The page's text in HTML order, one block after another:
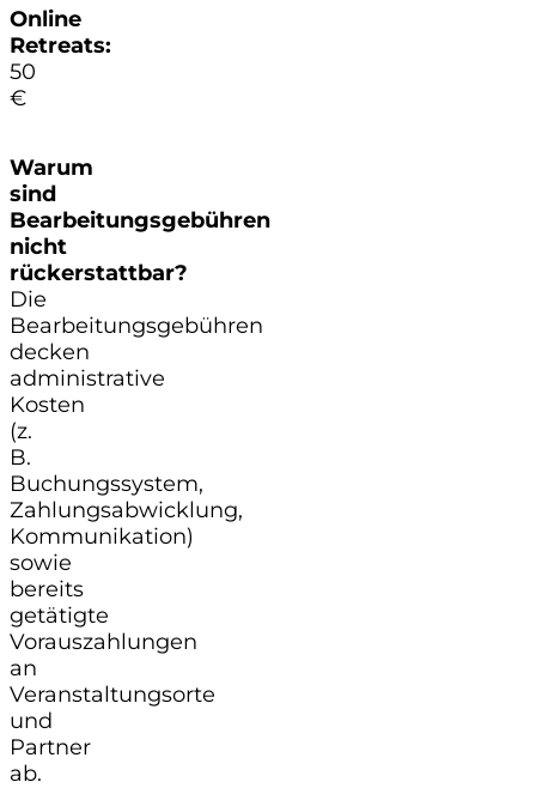
Online
Retreats:
50
€
Warum
sind
Bearbeitungsgebühren
nicht
rückerstattbar?
Die
Bearbeitungsgebühren
decken
administrative
Kosten
(z.
B.
Buchungssystem,
Zahlungsabwicklung,
Kommunikation)
sowie
bereits
getätigte
Vorauszahlungen
an
Veranstaltungsorte
und
Partner
ab.